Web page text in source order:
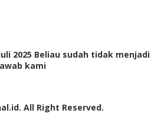
2025 Beliau sudah tidak
kami
All Right Reserved.